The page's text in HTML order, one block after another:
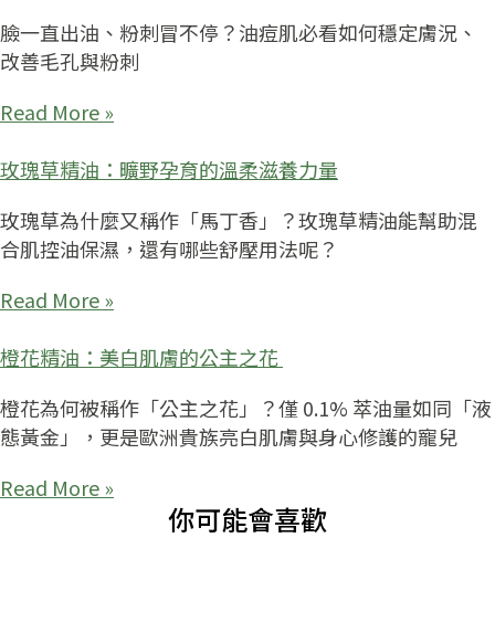
臉一直出油、粉刺冒不停？油痘肌必看如何穩定膚況、
改善毛孔與粉刺
Read More »
玫瑰草精油：曠野孕育的溫柔滋養力量
玫瑰草為什麼又稱作「馬丁香」？玫瑰草精油能幫助混
合肌控油保濕，還有哪些舒壓用法呢？
Read More »
橙花精油：美白肌膚的公主之花
橙花為何被稱作「公主之花」？僅 0.1% 萃油量如同「液
態黃金」，更是歐洲貴族亮白肌膚與身心修護的寵兒
Read More »
你可能會喜歡